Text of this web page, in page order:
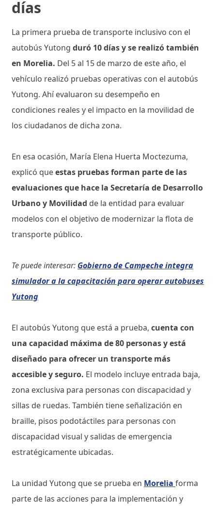
días
La primera prueba de transporte inclusivo con el
autobús Yutong duró 10 días y se realizó también
en Morelia. Del 5 al 15 de marzo de este año, el
vehículo realizó pruebas operativas con el autobús
Yutong. Ahí evaluaron su desempeño en
condiciones reales y el impacto en la movilidad de
los ciudadanos de dicha zona.
En esa ocasión, María Elena Huerta Moctezuma,
explicó queestas pruebas forman parte de las
evaluaciones que hace la Secretaría de Desarrollo
Urbano y Movilidad de la entidad para evaluar
modelos con el objetivo de modernizar la flota de
transporte público.
Te puede interesar: Gobierno de Campeche integra
simulador a la capacitación para operar autobuses
Yutong
El autobús Yutong que está a prueba, cuenta con
una capacidad máxima de 80 personas y está
diseñado para ofrecer un transporte más
accesible y seguro. El modelo incluye entrada baja,
zona exclusiva para personas con discapacidad y
sillas de ruedas. También tiene señalización en
braille, pisos podotáctiles para personas con
discapacidad visual y salidas de emergencia
estratégicamente ubicadas.
La unidad Yutong que se prueba en Morelia forma
parte de las acciones para la implementación y